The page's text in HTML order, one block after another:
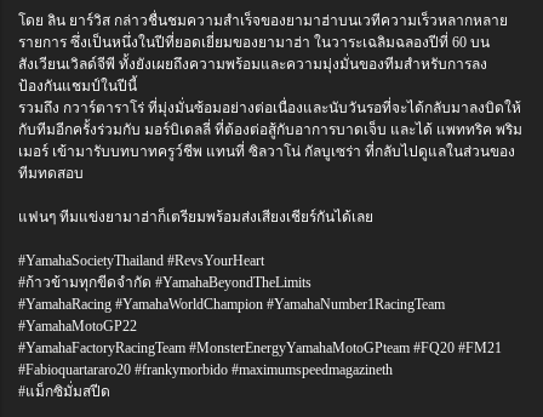
โดย ลิน ยาร์วิส กล่าวชื่นชมความสำเร็จของยามาฮ่าบนเวทีความเร็วหลากหลาย
รายการ ซึ่งเป็นหนึ่งในปีที่ยอดเยี่ยมของยามาฮ่า ในวาระเฉลิมฉลองปีที่ 60 บน
สังเวียนเวิลด์จีพี ทั้งยังเผยถึงความพร้อมและความมุ่งมั่นของทีมสำหรับการลง
ป้องกันแชมป์ในปีนี้
รวมถึง กวาร์ตาราโร่ ที่มุ่งมั่นซ้อมอย่างต่อเนื่องและนับวันรอที่จะได้กลับมาลงบิดให้
กับทีมอีกครั้งร่วมกับ มอร์บิเดลลี่ ที่ต้องต่อสู้กับอาการบาดเจ็บ และได้ แพททริค พริม
เมอร์ เข้ามารับบทบาทครูว์ชีพ แทนที่ ซิลวาโน่ กัลบูเซร่า ที่กลับไปดูแลในส่วนของ
ทีมทดสอบ
แฟนๆ ทีมแข่งยามาฮ่าก็เตรียมพร้อมส่งเสียงเชียร์กันได้เลย
#YamahaSocietyThailand #RevsYourHeart
#ก้าวข้ามทุกขีดจำกัด #YamahaBeyondTheLimits
#YamahaRacing #YamahaWorldChampion #YamahaNumber1RacingTeam
#YamahaMotoGP22
#YamahaFactoryRacingTeam #MonsterEnergyYamahaMotoGPteam #FQ20 #FM21
#Fabioquartararo20 #frankymorbido #maximumspeedmagazineth
#แม็กซิมั่มสปีด